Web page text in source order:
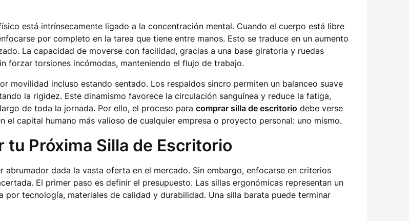
está intrínsecamente ligado a la concentración mental. Cuando el cuerpo está libre
por completo en la tarea que tiene entre manos. Esto se traduce en un aumento
La capacidad de moverse con facilidad, gracias a una base giratoria y ruedas
forzar torsiones incómodas, manteniendo el flujo de trabajo.
movilidad incluso estando sentado. Los respaldos sincro permiten un balanceo suave
la rigidez. Este dinamismo favorece la circulación sanguínea y reduce la fatiga,
de toda la jornada. Por ello, el proceso para comprar silla de escritorio debe verse
el capital humano más valioso de cualquier empresa o proyecto personal: uno mismo.
Próxima Silla de Escritorio
abrumador dada la vasta oferta en el mercado. Sin embargo, enfocarse en criterios
El primer paso es definir el presupuesto. Las sillas ergonómicas representan un
tecnología, materiales de calidad y durabilidad. Una silla barata puede terminar